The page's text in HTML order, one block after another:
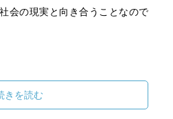
会の現実と向き合うことなので
襲った巨大台風とその凄まじい
きを読む